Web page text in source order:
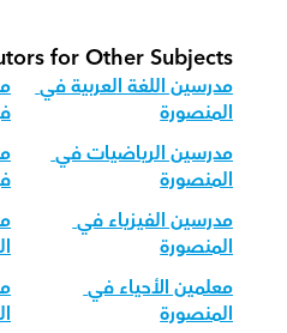
for Other Subjects
مدرسين اللغة العربية في
المنصورة
مدرسين الرياضيات في
المنصورة
مدرسين الفيزياء في
المنصورة
معلمين الأحياء في
المنصورة